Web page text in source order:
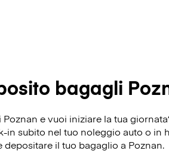
bagagli
e vuoi iniziare la tua
subito nel tuo noleggio auto o in
il tuo bagaglio a Poznan.